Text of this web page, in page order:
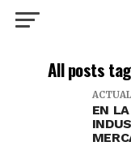
All posts
EN